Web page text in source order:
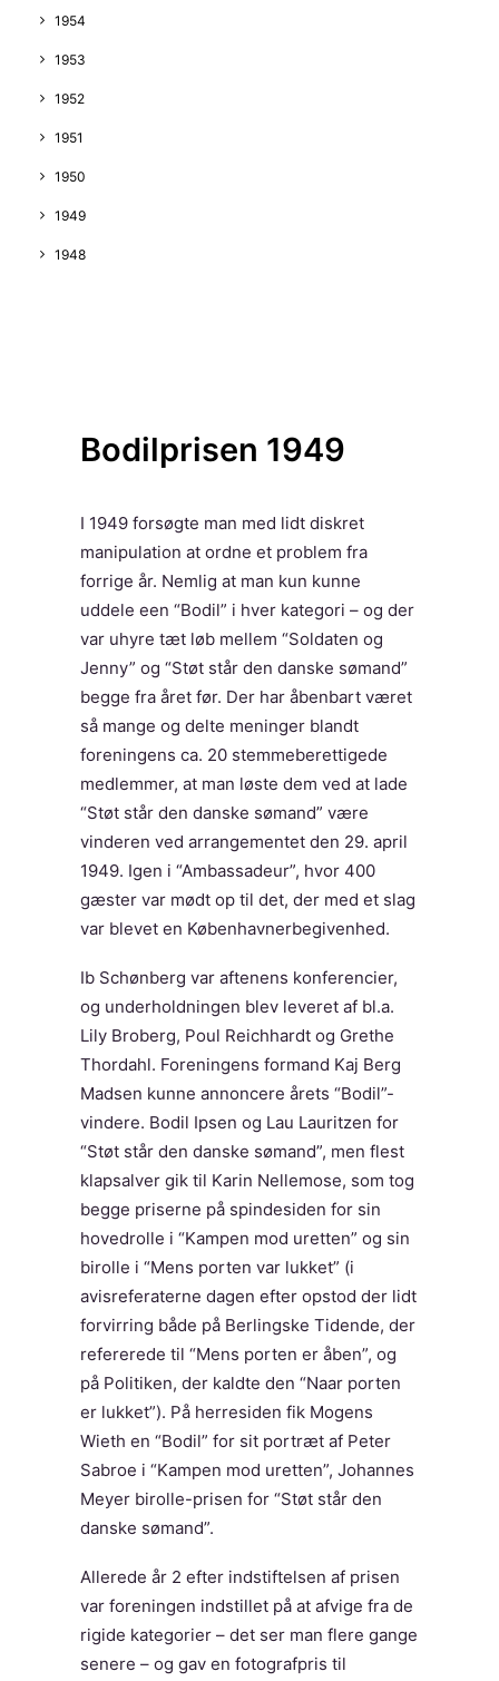
1954
1953
1952
1951
1950
1949
1948
Bodilprisen 1949
I 1949 forsøgte man med lidt diskret
manipulation at ordne et problem fra
forrige år. Nemlig at man kun kunne
uddele een “Bodil” i hver kategori – og der
var uhyre tæt løb mellem “Soldaten og
Jenny” og “Støt står den danske sømand”
begge fra året før. Der har åbenbart været
så mange og delte meninger blandt
foreningens ca. 20 stemmeberettigede
medlemmer, at man løste dem ved at lade
“Støt står den danske sømand” være
vinderen ved arrangementet den 29. april
1949. Igen i “Ambassadeur”, hvor 400
gæster var mødt op til det, der med et slag
var blevet en Københavnerbegivenhed.
Ib Schønberg var aftenens konferencier,
og underholdningen blev leveret af bl.a.
Lily Broberg, Poul Reichhardt og Grethe
Thordahl. Foreningens formand Kaj Berg
Madsen kunne annoncere årets “Bodil”-
vindere. Bodil Ipsen og Lau Lauritzen for
“Støt står den danske sømand”, men flest
klapsalver gik til Karin Nellemose, som tog
begge priserne på spindesiden for sin
hovedrolle i “Kampen mod uretten” og sin
birolle i “Mens porten var lukket” (i
avisreferaterne dagen efter opstod der lidt
forvirring både på Berlingske Tidende, der
refererede til “Mens porten er åben”, og
på Politiken, der kaldte den “Naar porten
er lukket”). På herresiden fik Mogens
Wieth en “Bodil” for sit portræt af Peter
Sabroe i “Kampen mod uretten”, Johannes
Meyer birolle-prisen for “Støt står den
danske sømand”.
Allerede år 2 efter indstiftelsen af prisen
var foreningen indstillet på at afvige fra de
rigide kategorier – det ser man flere gange
senere – og gav en fotografpris til